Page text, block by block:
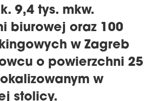
9,4 tys. mkw.
biurowej oraz 100
w Zagreb
o powierzchni 25
w
stolicy.